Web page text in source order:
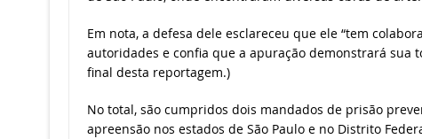
Em nota, a defesa dele esclareceu que ele “tem
autoridades e confia que a apuração demonstrará sua
final desta reportagem.)
No total, são cumpridos dois mandados de prisão
apreensão nos estados de São Paulo e no Distrito